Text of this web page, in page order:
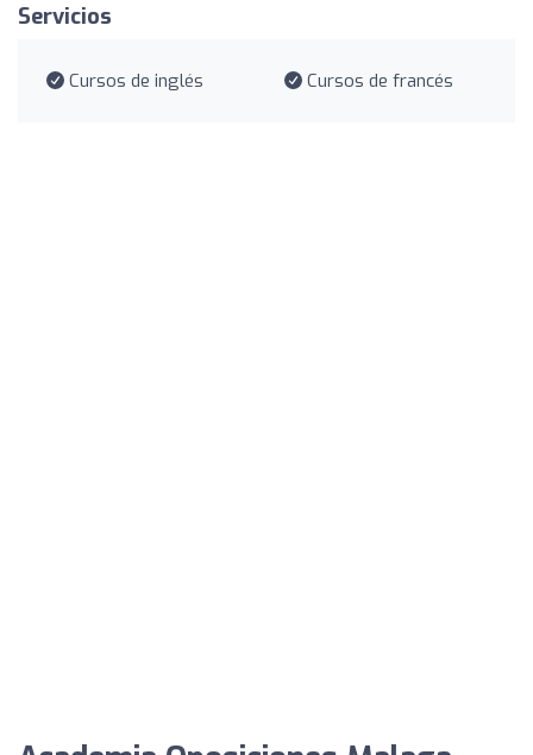
Servicios
Cursos de inglés Cursos de francés